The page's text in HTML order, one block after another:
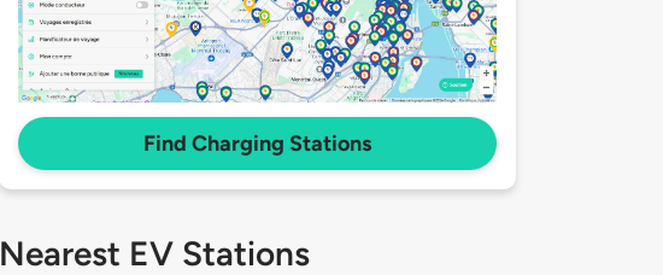
Find Charging Stations
Nearest EV Stations